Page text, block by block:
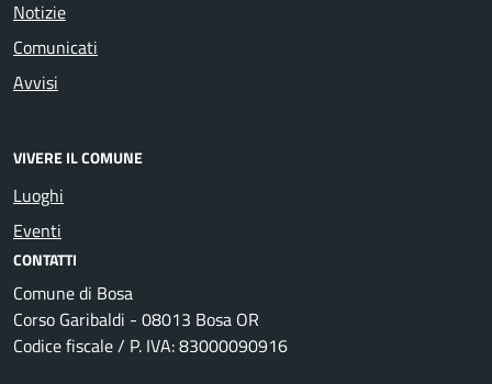
Notizie
Comunicati
Avvisi
VIVERE IL COMUNE
Luoghi
Eventi
CONTATTI
Comune di Bosa
Corso Garibaldi - 08013 Bosa OR
Codice fiscale / P. IVA: 83000090916